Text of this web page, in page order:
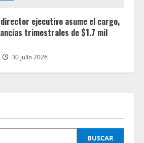
ejecutivo asume el cargo,
trimestrales de $1.7 mil
30 julio 2026
BUSCAR